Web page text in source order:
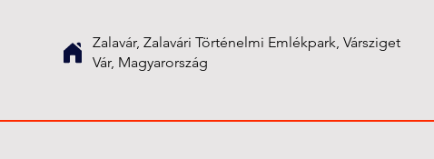
Zalavár, Zalavári Történelmi Emlékpark, Vársziget
Vár, Magyarország